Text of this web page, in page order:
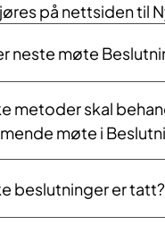
på nettsiden til
neste møte
metoder skal
møte i
beslutninger er tatt?